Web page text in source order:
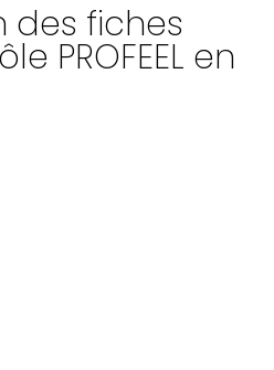
des fiches
PROFEEL en